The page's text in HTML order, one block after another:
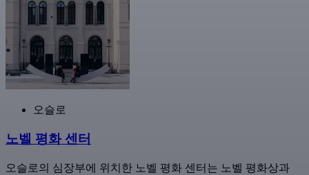
오슬로
노벨 평화 센터
오슬로의 심장부에 위치한 노벨 평화 센터는 노벨 평화상과